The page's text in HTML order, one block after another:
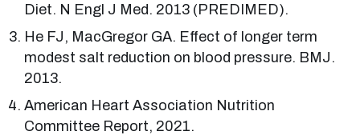
Diet. N Engl J Med. 2013 (PREDIMED).
He FJ, MacGregor GA. Effect of longer term
modest salt reduction on blood pressure. BMJ.
2013.
American Heart Association Nutrition
Committee Report, 2021.